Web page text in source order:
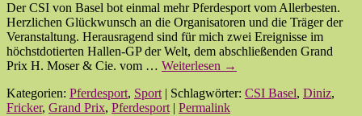
Der CSI von Basel bot einmal mehr Pferdesport vom Allerbesten.
Herzlichen Glückwunsch an die Organisatoren und die Träger der
Veranstaltung. Herausragend sind für mich zwei Ereignisse im
höchstdotierten Hallen-GP der Welt, dem abschließenden Grand
Prix H. Moser & Cie. vom … Weiterlesen →
Kategorien: Pferdesport, Sport| Schlagwörter: CSI Basel, Diniz,
Fricker, Grand Prix, Pferdesport| Permalink